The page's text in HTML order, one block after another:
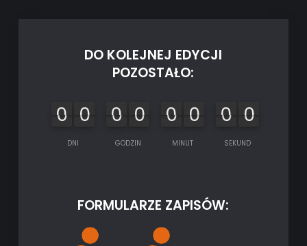
DO KOLEJNEJ EDYCJI
POZOSTAŁO:
0
0 0
0
DNI
0
0 0
0
GODZIN
0
0 0
0
MINUT
0
0 0
0
SEKUND
FORMULARZE ZAPISÓW: